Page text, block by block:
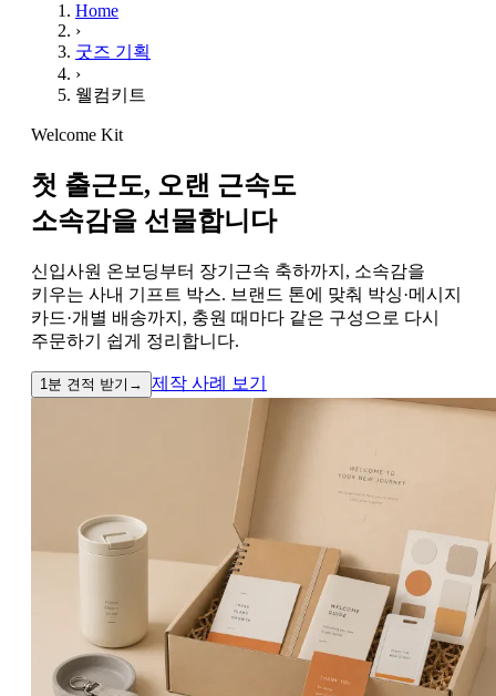
Home
›
굿즈 기획
›
웰컴키트
Welcome Kit
첫 출근도, 오랜 근속도
소속감을 선물합니다
신입사원 온보딩부터 장기근속 축하까지, 소속감을
키우는 사내 기프트 박스. 브랜드 톤에 맞춰 박싱·메시지
카드·개별 배송까지, 충원 때마다 같은 구성으로 다시
주문하기 쉽게 정리합니다.
1분 견적 받기 → 제작 사례 보기